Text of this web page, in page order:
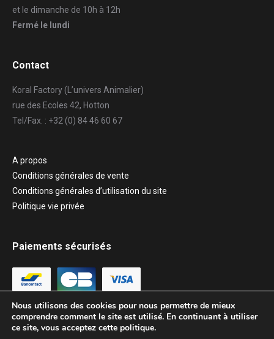
et le dimanche de 10h à 12h
Fermé le lundi
Contact
Koral Factory (L’univers Animalier)
rue des Ecoles 42, Hotton
Tel/Fax. : +32 (0) 84 46 60 67
A propos
Conditions générales de vente
Conditions générales d’utilisation du site
Politique vie privée
Paiements sécurisés
Nous utilisons des cookies pour nous permettre de mieux
comprendre comment le site est utilisé. En continuant à utiliser
ce site, vous acceptez cette politique.